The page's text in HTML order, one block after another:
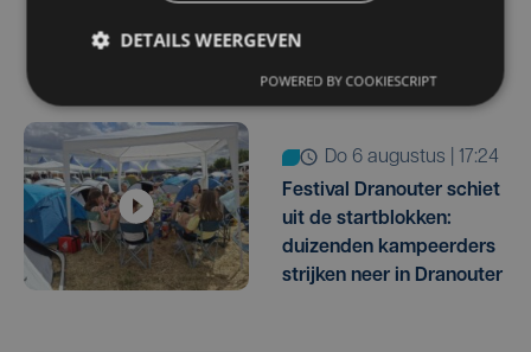
festivalpodia
do 6 augustus | 17:24
Festival Dranouter schiet
uit de startblokken:
duizenden kampeerders
strijken neer in Dranouter
DETAILS WEERGEVEN
POWERED BY COOKIESCRIPT